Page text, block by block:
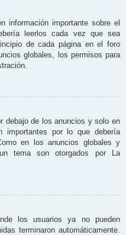
información importante sobre el
leerlos cada vez que sea
de cada página en el foro
globales, los permisos para
debajo de los anuncios y solo en
importantes por lo que debería
en los anuncios globales y
tema son otorgados por La
los usuarios ya no pueden
terminaron automáticamente.